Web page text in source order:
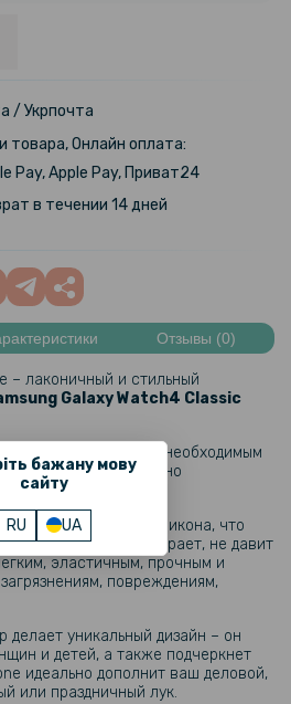
бажану мову
сайту
RU UA
/ Укрпочта
товара, Онлайн оплата:
Pay, Apple Pay, Приват24
в течении 14 дней
Отзывы (0)
– лаконичный и стильный
Galaxy Watch4 Classic
удобную застежку с необходимым
чему надежно
силикона, что
ощупь, оно не натирает, не давит
эластичным, прочным и
повреждениям,
делает уникальный дизайн – он
и детей, а также подчеркнет
идеально дополнит ваш деловой,
или праздничный лук.